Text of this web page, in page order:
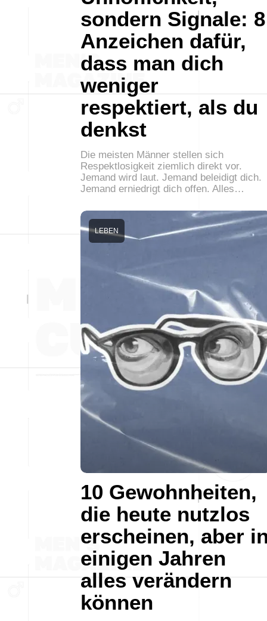
sondern Signale: 8
Anzeichen dafür,
dass man dich
weniger
respektiert, als du
denkst
Die meisten Männer stellen sich
Respektlosigkeit ziemlich direkt vor.
Jemand wird laut. Jemand beleidigt dich.
Jemand erniedrigt dich offen. Alles…
10 Gewohnheiten,
die heute nutzlos
erscheinen, aber
einigen Jahren
alles verändern
können
LEBEN